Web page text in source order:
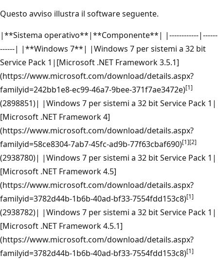
Questo avviso illustra il software seguente.
|**Sistema operativo**|**Componente**| |------------|------
------| |**Windows 7**| |Windows 7 per sistemi a 32 bit
Service Pack 1|[Microsoft .NET Framework 3.5.1]
(https://www.microsoft.com/download/details.aspx?
familyid=242bb1e8-ec99-46a7-9bee-371f7ae3472e)[1]
(2898851)| |Windows 7 per sistemi a 32 bit Service Pack 1|
[Microsoft .NET Framework 4]
(https://www.microsoft.com/download/details.aspx?
familyid=58ce8304-7ab7-45fc-ad9b-77f63cbaf690)[1][2]
(2938780)| |Windows 7 per sistemi a 32 bit Service Pack 1|
[Microsoft .NET Framework 4.5]
(https://www.microsoft.com/download/details.aspx?
familyid=3782d44b-1b6b-40ad-bf33-7554fdd153c8)[1]
(2938782)| |Windows 7 per sistemi a 32 bit Service Pack 1|
[Microsoft .NET Framework 4.5.1]
(https://www.microsoft.com/download/details.aspx?
familyid=3782d44b-1b6b-40ad-bf33-7554fdd153c8)[1]